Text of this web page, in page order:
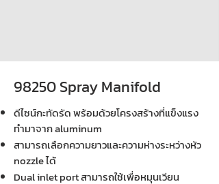
98250 Spray Manifold
ดีไซน์กะทัดรัด พร้อมด้วยโครงสร้างที่แข็งแรง
ทำมาจาก aluminum
สามารถเลือกความยาวและความห่างระหว่างหัว
nozzle ได้
Dual inlet port สามารถใช้เพื่อหมุนเวียน